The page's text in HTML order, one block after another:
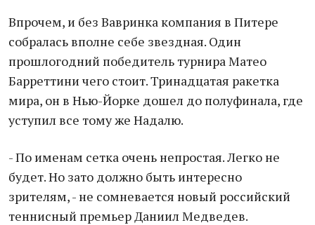
Впрочем, и без Вавринка компания в Питере
собралась вполне себе звездная. Один
прошлогодний победитель турнира Матео
Барреттини чего стоит. Тринадцатая ракетка
мира, он в Нью-Йорке дошел до полуфинала, где
уступил все тому же Надалю.
- По именам сетка очень непростая. Легко не
будет. Но зато должно быть интересно
зрителям, - не сомневается новый российский
теннисный премьер Даниил Медведев.